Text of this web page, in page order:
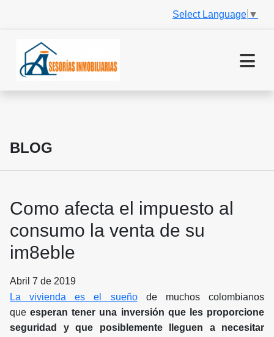
Select Language ▼
BLOG
Como afecta el impuesto al
consumo la venta de su
im8eble
Abril 7 de 2019
La vivienda es el sueñode muchos colombianos
que esperan tener una inversión que les proporcione
seguridad y que posiblemente lleguen a necesitar